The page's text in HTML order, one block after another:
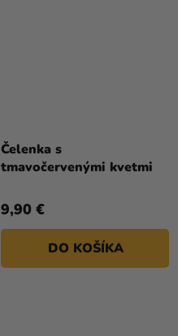
Čelenka s
tmavočervenými kvetmi
9,90 €
DO KOŠÍKA